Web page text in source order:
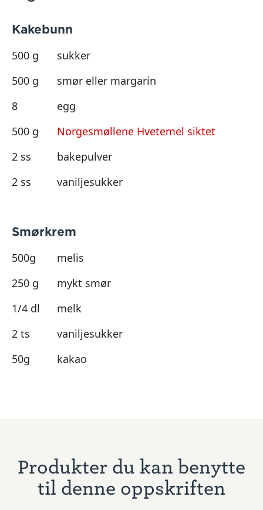
Kakebunn
500 g
sukker
500 g
smør eller margarin
8
egg
500 g
Norgesmøllene Hvetemel siktet
2 ss
bakepulver
2 ss
vaniljesukker
Smørkrem
500g
melis
250 g
mykt smør
1/4 dl
melk
2 ts
vaniljesukker
50g
kakao
Produkter du kan benytte
til denne oppskriften